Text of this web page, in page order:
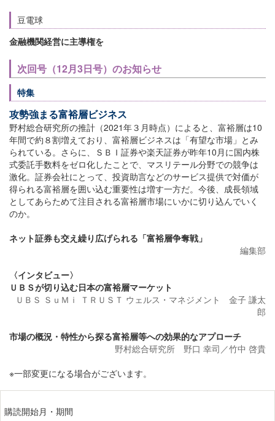
豆電球
金融機関経営に主導権を
次回号（12月3日号）のお知らせ
特集
攻勢強まる富裕層ビジネス
野村総合研究所の推計（2021年３月時点）によると、富裕層は10
年間で約８割増えており、富裕層ビジネスは「有望な市場」とみ
られている。さらに、ＳＢＩ証券や楽天証券が昨年10月に国内株
式委託手数料をゼロ化したことで、マスリテール分野での競争は
激化。証券会社にとって、投資助言などのサービス提供で対価が
得られる富裕層を囲い込む重要性は増す一方だ。今後、成長領域
としてあらためて注目される富裕層市場にいかに切り込んでいく
のか。
ネット証券も交え繰り広げられる「富裕層争奪戦」
編集部
〈インタビュー〉
ＵＢＳが切り込む日本の富裕層マーケット
ＵＢＳ ＳｕＭｉ ＴＲＵＳＴ ウェルス・マネジメント 金子 謙太
郎
市場の概況・特性から探る富裕層等への効果的なアプローチ
野村総合研究所 野口 幸司／竹中 啓貴
※一部変更になる場合がございます。
購読開始月・期間